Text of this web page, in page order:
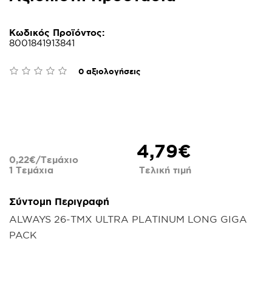
Κωδικός Προϊόντος:
8001841913841
0 αξιολογήσεις
4,79€
Τελική τιμή
0,22€/Τεμάχιο
1 Τεμάχια
Σύντομη Περιγραφή
ALWAYS 26-ΤΜΧ ULTRA PLATINUM LONG GIGA
PACK